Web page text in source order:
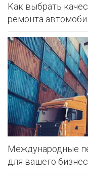
Как выбрать
ремонта
Международные
для вашего